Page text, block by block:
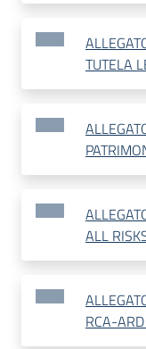
TUTELA
ALL
RCA-